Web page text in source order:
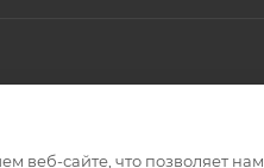
веб-сайте, что позволяет нам